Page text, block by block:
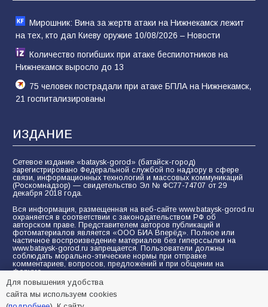
Мирошник: Вина за жертв атаки на Нижнекамск лежит
на тех, кто дал Киеву оружие 10/08/2026 – Новости
Количество погибших при атаке беспилотников на
Нижнекамск выросло до 13
75 человек пострадали при атаке БПЛА на Нижнекамск,
21 госпитализированы
ИЗДАНИЕ
Сетевое издание «bataysk-gorod» (батайск-город)
зарегистрировано Федеральной службой по надзору в сфере
связи, информационных технологий и массовых коммуникаций
(Роскомнадзор) — свидетельство Эл № ФС77-74707 от 29
декабря 2018 года.
Вся информация, размещенная на веб-сайте www.bataysk-gorod.ru
охраняется в соответствии с законодательством РФ об
авторском праве. Представителем авторов публикаций и
фотоматериалов является «ООО БИА Вперёд». Полное или
частичное воспроизведение материалов без гиперссылки на
www.bataysk-gorod.ru запрещается. Пользователи должны
соблюдать морально-этические нормы при отправке
комментариев, вопросов, предложений и при общении на
форуме.
Политика конфиденциальности и защиты информации
Согласие на обработку персональных данных с помощью
Для повышения удобства
сайта мы используем cookies